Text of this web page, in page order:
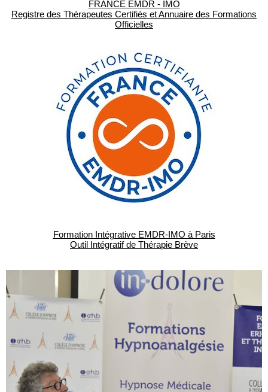
FRANCE EMDR - IMO
Registre des Thérapeutes Certifiés et Annuaire des Formations
Officielles
Formation Intégrative EMDR-IMO à Paris
Outil Intégratif de Thérapie Brève